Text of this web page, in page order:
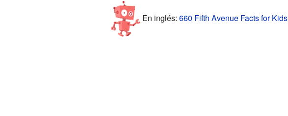
En inglés: 660 Fifth Avenue Facts for Kids